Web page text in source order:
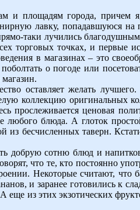
и площадям города, причем
лавку, попадавшуюся на
таки лучились
торговых точках, и первые
в магазинах – это
о погоде или
оставляет желать
коллекцию оригинальных
прослеживается ценовая
любого блюда. А глоток
из бесчисленных таверн.
добрую сотню блюд и
что те, кто постоянно
Некоторые считают, что
и заранее готовились к
из этих экзотических